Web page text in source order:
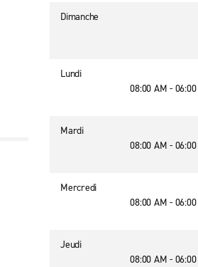
Dimanche
Lundi
08:00 AM -
Mardi
08:00 AM -
Mercredi
08:00 AM -
Jeudi
08:00 AM -